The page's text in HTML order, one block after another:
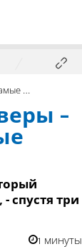
-
спустя три
1 минуты